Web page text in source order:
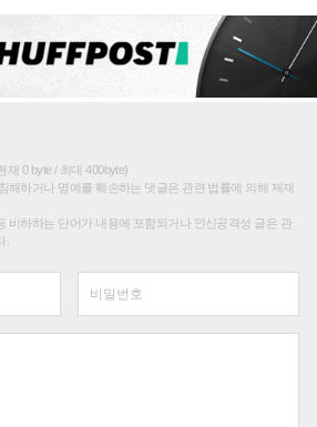
재 0 byte / 최대 400byte)
해하거나 명예를 훼손하는 댓글은 관련 법률에 의해 제재
비하하는 단어가 내용에 포함되거나 인신공격성 글은 관
.